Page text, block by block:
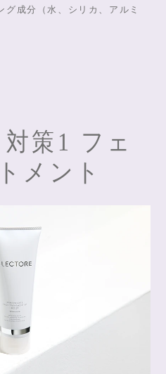
グ成分（水、シリカ、アルミ
策1 フェ
メント